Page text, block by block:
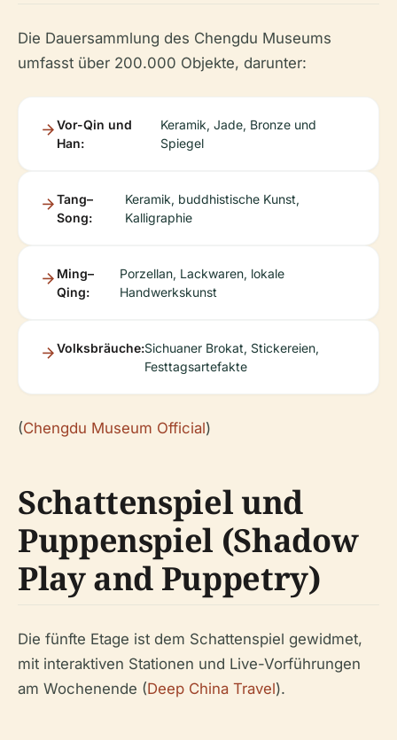
Die Dauersammlung des Chengdu Museums
umfasst über 200.000 Objekte, darunter:
Vor-Qin und
Han:
Keramik, Jade, Bronze und
Spiegel
Tang–
Song:
Keramik, buddhistische Kunst,
Kalligraphie
Ming–
Qing:
Porzellan, Lackwaren, lokale
Handwerkskunst
Volksbräuche:Sichuaner Brokat, Stickereien,
Festtagsartefakte
(Chengdu Museum Official)
Schattenspiel und
Puppenspiel (Shadow
Play and Puppetry)
Die fünfte Etage ist dem Schattenspiel gewidmet,
mit interaktiven Stationen und Live-Vorführungen
am Wochenende (Deep China Travel).